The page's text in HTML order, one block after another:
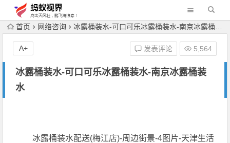
首页 网络咨询 冰露桶装水-可口可乐冰露桶装水-南京冰露桶装水
冰露桶装水-可口可乐冰露桶装水-南京冰露桶装
水
发表评论 5,564
A+
冰露桶装水配送(梅江店)-周边街景-4图片-天津生活